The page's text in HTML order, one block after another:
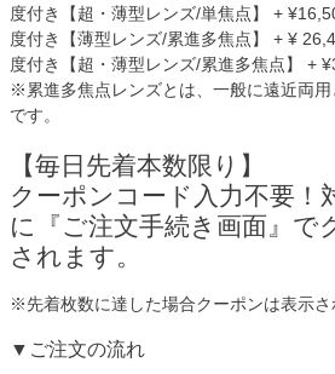
度付き【超・薄型レンズ/単焦点】 +
度付き【薄型レンズ/累進多焦点】 + ¥
度付き【超・薄型レンズ/累進多焦点】 +
※累進多焦点レンズとは、一般に遠近両用
です。
【毎日先着本数限り】
クーポンコード入力不要！
に
『ご注文手続き画面』 で
されます。
※先着枚数に達した場合クーポンは表示さ
▼ご注文の流れ